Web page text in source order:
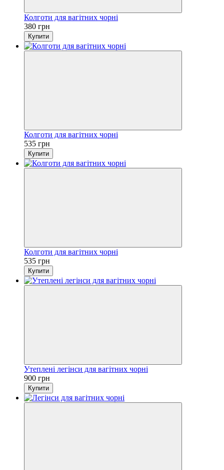
Колготи для вагітних чорні
380 грн
Купити
Колготи для вагітних чорні
535 грн
Купити
Колготи для вагітних чорні
535 грн
Купити
Утеплені легінси для вагітних чорні
900 грн
Купити